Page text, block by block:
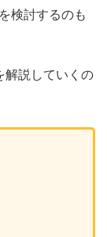
検討するのも
解説していくの